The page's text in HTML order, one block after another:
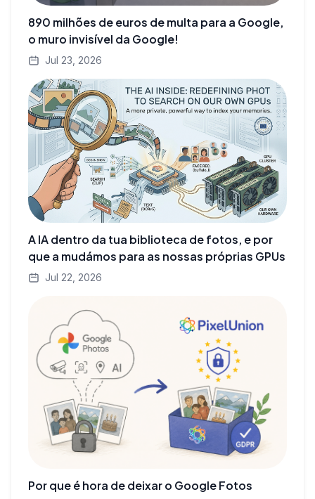
890 milhões de euros de multa para a Google,
o muro invisível da Google!
Jul 23, 2026
A IA dentro da tua biblioteca de fotos, e por
que a mudámos para as nossas próprias GPUs
Jul 22, 2026
Por que é hora de deixar o Google Fotos